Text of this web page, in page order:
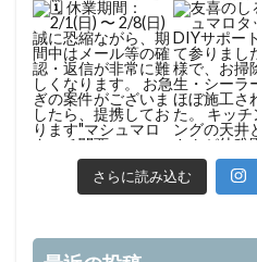
さらに読み込む